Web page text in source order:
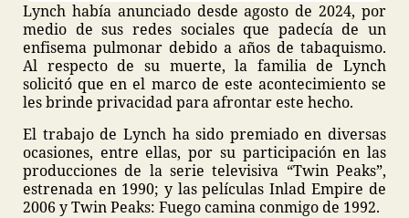
Lynch había anunciado desde agosto de 2024, por
medio de sus redes sociales que padecía de un
enfisema pulmonar debido a años de tabaquismo.
Al respecto de su muerte, la familia de Lynch
solicitó que en el marco de este acontecimiento se
les brinde privacidad para afrontar este hecho.
El trabajo de Lynch ha sido premiado en diversas
ocasiones, entre ellas, por su participación en las
producciones de la serie televisiva “Twin Peaks”,
estrenada en 1990; y las películas Inlad Empire de
2006 y Twin Peaks: Fuego camina conmigo de 1992.